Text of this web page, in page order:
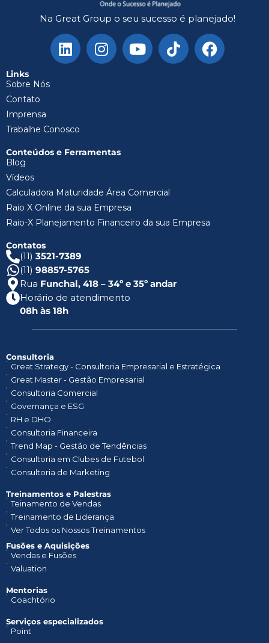
Na Great Group o seu sucesso é planejado!
Links
Sobre Nós
Contato
Imprensa
Trabalhe Conosco
Conteúdos e Ferramentas
Blog
Vídeos
Calculadora Maturidade Área Comercial
Raio X Online da sua Empresa
Raio-X Planejamento Financeiro da sua Empresa
Contatos
(11) 3521-7389
(11) 98857-5765
Rua Funchal, 418 – 34º e 35º andar
Horário de atendimento
08h às 18h
Consultoria
Great Strategy - Consultoria Empresarial e Estratégica
Great Master - Gestão Empresarial
Consultoria Comercial
Governança e ESG
RH e DHO
Consultoria Financeira
Trend Map - Gestão de Tendências
Consultoria em Clubes de Futebol
Consultoria de Marketing
Treinamentos e Palestras​
Teinamento de Vendas
Treinamento de Liderança
Ver Todos os Nossos Treinamentos
Fusões e Aquisições
Vendas e Fusões
Valuation
Mentorias
Coachtório
Serviços especializados
Point